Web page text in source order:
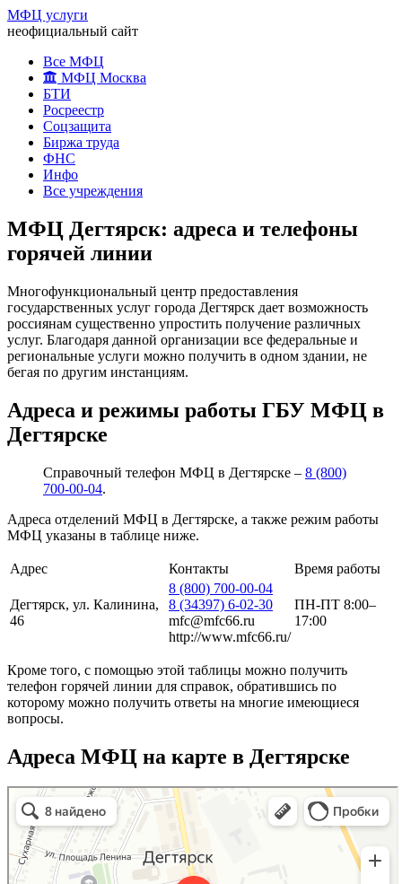
МФЦ услуги
неофициальный сайт
Все МФЦ
МФЦ Москва
БТИ
Росреестр
Соцзащита
Биржа труда
ФНС
Инфо
Все учреждения
МФЦ Дегтярск: адреса и телефоны
горячей линии
Многофункциональный центр предоставления
государственных услуг города Дегтярск дает возможность
россиянам существенно упростить получение различных
услуг. Благодаря данной организации все федеральные и
региональные услуги можно получить в одном здании, не
бегая по другим инстанциям.
Адреса и режимы работы ГБУ МФЦ в
Дегтярске
Справочный телефон МФЦ в Дегтярске – 8 (800)
700-00-04.
Адреса отделений МФЦ в Дегтярске, а также режим работы
МФЦ указаны в таблице ниже.
Адрес Контакты Время работы
Дегтярск, ул. Калинина,
46
8 (800) 700-00-04
8 (34397) 6-02-30
mfc@mfc66.ru
http://www.mfc66.ru/
ПН-ПТ 8:00–
17:00
Кроме того, с помощью этой таблицы можно получить
телефон горячей линии для справок, обратившись по
которому можно получить ответы на многие имеющиеся
вопросы.
Адреса МФЦ на карте в Дегтярске